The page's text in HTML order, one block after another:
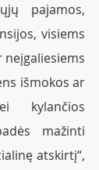
pajamos,
visiems
išmokos ar
kylančios
mažinti
atskirtį“,